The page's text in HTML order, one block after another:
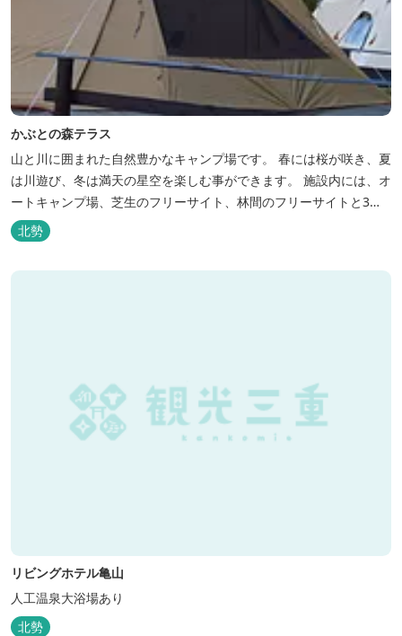
かぶとの森テラス
山と川に囲まれた自然豊かなキャンプ場です。 春には桜が咲き、夏
は川遊び、冬は満天の星空を楽しむ事ができます。 施設内には、オ
ートキャンプ場、芝生のフリーサイト、林間のフリーサイトと3種
類のキャンプ場があり、豊かな自然の中でのんびりとキャンプを楽
しむ事ができます。 テント泊が苦手な方や、小さなお子様連れの方
北勢
リビングホテル亀山
人工温泉大浴場あり
北勢